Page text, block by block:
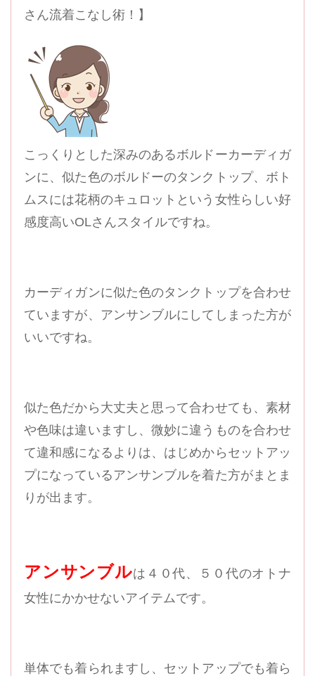
さん流着こなし術！】
こっくりとした深みのあるボルドーカーディガ
ンに、似た色のボルドーのタンクトップ、ボト
ムスには花柄のキュロットという女性らしい好
感度高いOLさんスタイルですね。
カーディガンに似た色のタンクトップを合わせ
ていますが、アンサンブルにしてしまった方が
いいですね。
似た色だから大丈夫と思って合わせても、素材
や色味は違いますし、微妙に違うものを合わせ
て違和感になるよりは、はじめからセットアッ
プになっているアンサンブルを着た方がまとま
りが出ます。
アンサンブルは４０代、５０代のオトナ
女性にかかせないアイテムです。
単体でも着られますし、セットアップでも着ら